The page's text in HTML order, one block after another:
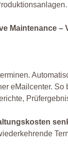
Maintenance
eMailcenter.